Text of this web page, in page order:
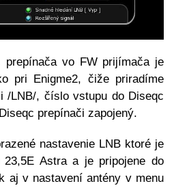
prepínača vo FW prijímača je
pri Enigme2, čiže priradíme
/LNB/, číslo vstupu do Diseqc
prepínači zapojený.
nastavenie LNB ktoré je
23,5E Astra a je pripojene do
aj v nastavení antény v menu